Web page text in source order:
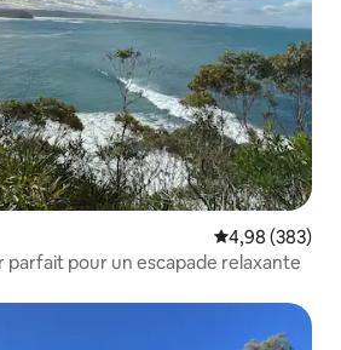
Note
4,98 (383)
Escapade à Bannister parfait pour un escapade relaxante